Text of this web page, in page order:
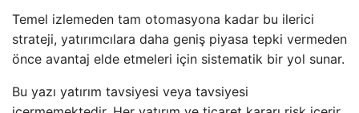
Temel izlemeden tam otomasyona kadar bu ilerici
strateji, yatırımcılara daha geniş piyasa tepki vermeden
önce avantaj elde etmeleri için sistematik bir yol sunar.
Bu yazı yatırım tavsiyesi veya tavsiyesi